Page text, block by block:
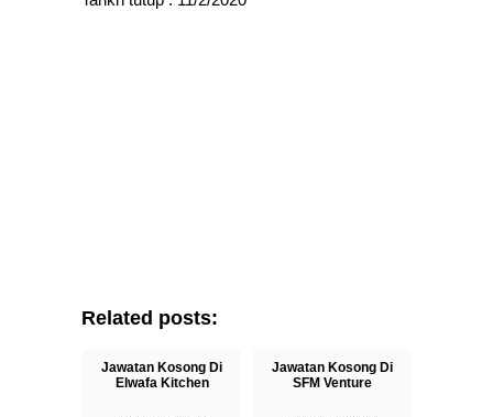
Related posts:
Jawatan Kosong Di
Elwafa Kitchen
Jawatan Kosong Di
SFM Venture